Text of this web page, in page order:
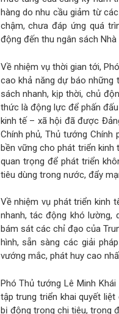
hàng do nhu cầu giảm từ
chậm, chưa đáp ứng quá
động đến thu ngân sách
Về nhiệm vụ thời gian tới,
cao khả năng dự báo những
sách nhanh, kịp thời, chủ
thức là động lực để phấn
kinh tế – xã hội đã được
Chính phủ, Thủ tướng
bền vững cho phát triển
quan trọng để phát triển
tiêu dùng trong nước, đẩy
Về nhiệm vụ phát triển kinh
nhanh, tác động khó lường,
bám sát các chỉ đạo của
hình, sẵn sàng các giải
vướng mắc, phát huy cao
Phó Thủ tướng Lê Minh
tập trung triển khai quyết
bị động trong chi tiêu, trong